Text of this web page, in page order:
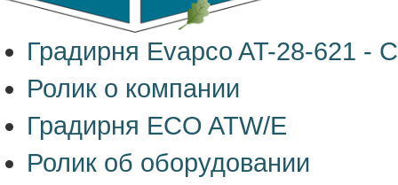
Градирня Evapco AT-28-621 -
Ролик о компании
Градирня ECO ATW/E
Ролик об оборудовании